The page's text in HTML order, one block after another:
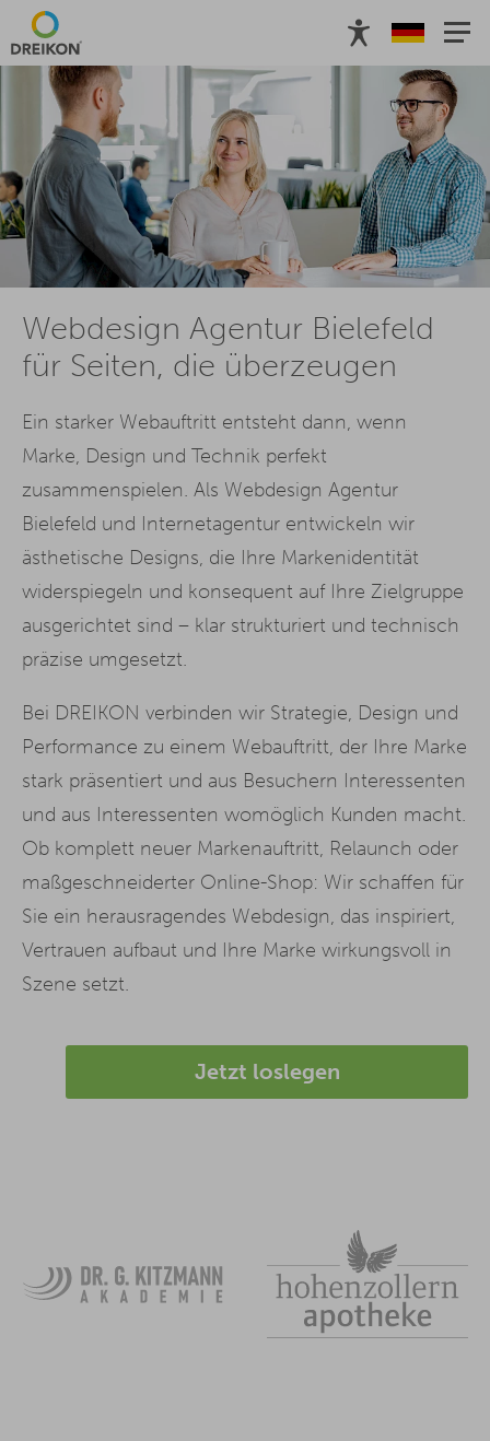
Webdesign Agentur Bielefeld
für Seiten, die überzeugen
Ein starker Webauftritt entsteht dann, wenn
Marke, Design und Technik perfekt
zusammenspielen. Als Webdesign Agentur
Bielefeld und Internetagentur entwickeln wir
ästhetische Designs, die Ihre Markenidentität
widerspiegeln und konsequent auf Ihre Zielgruppe
ausgerichtet sind – klar strukturiert und technisch
präzise umgesetzt.
Bei DREIKON verbinden wir Strategie, Design und
Performance zu einem Webauftritt, der Ihre Marke
stark präsentiert und aus Besuchern Interessenten
und aus Interessenten womöglich Kunden macht.
Ob komplett neuer Markenauftritt, Relaunch oder
maßgeschneiderter Online-Shop: Wir schaffen für
Sie ein herausragendes Webdesign, das inspiriert,
Vertrauen aufbaut und Ihre Marke wirkungsvoll in
Szene setzt.
Jetzt loslegen